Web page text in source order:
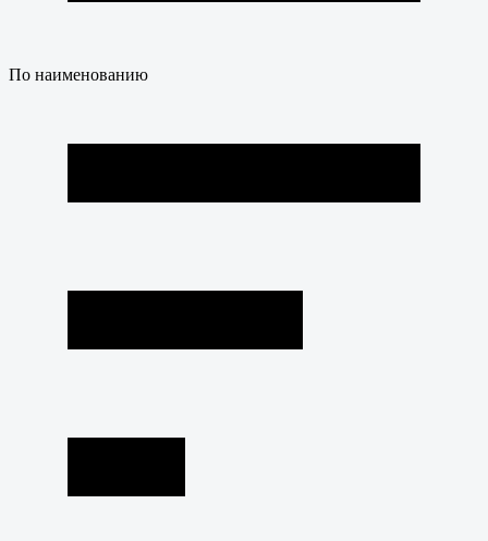
По наименованию